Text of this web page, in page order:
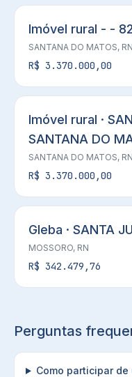
Imóvel rural - -
SANTANA DO MATOS, RN
R$ 3.370.000,00
Imóvel rural ·
SANTANA DO
SANTANA DO MATOS, RN
R$ 3.370.000,00
Gleba · SANTA
MOSSORO, RN
R$ 342.479,76
Perguntas
Como participar